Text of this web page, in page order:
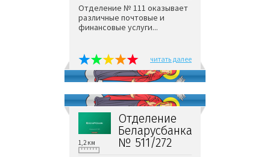
Отделение № 111 оказывает
различные почтовые и
финансовые услуги...
читать далее
Отделение
Беларусбанка
№ 511/272
1,2 км